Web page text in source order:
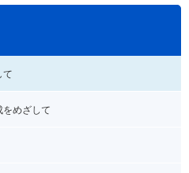
て
めざして